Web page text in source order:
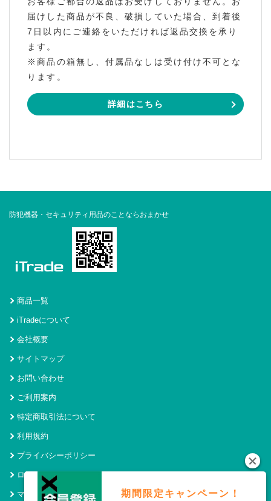
届けした商品が不良、破損していた場合、到着後
7日以内にご連絡をいただければ返品交換を承り
ます。
※商品の箱無し、付属品なしは受け付け不可とな
ります。
詳細はこちら
防犯機器・セキュリティ用品のことならおまかせ
商品一覧
iTradeについて
会社概要
サイトマップ
お問い合わせ
ご利用案内
特定商取引法について
利用規約
プライバシーポリシー
ログイン
マイページ 期間限定キャンペーン！